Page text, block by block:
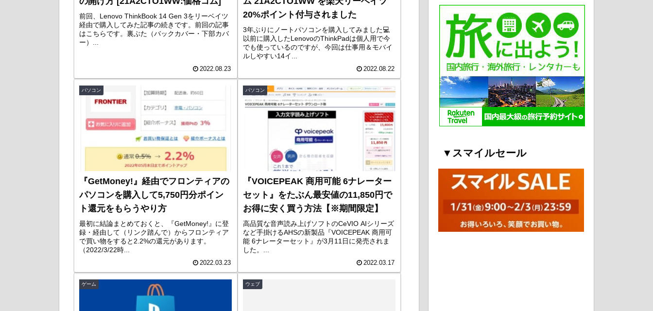
前回、Lenovo ThinkBook 14 Gen 3をリーベイツ
経由で購入してみた記事の続きです。前回の記事
はこちらです。裏ぶた（バックカバー・下部カバ
ー）...
2022.08.23
20%ポイント付与されました
3年ぶりにノートパソコンを購入してみました💻
以前に購入したLenovoのThinkPadは個人用で今
でも使っているのですが、今回は仕事用＆モバイ
ルしやすい14イ...
2022.08.22
パソコン
『GetMoney!』経由でフロンティアの
パソコンを購入して5,750円分ポイン
ト還元をもらうやり方
最初に結論まとめておくと、『GetMoney!』に登
録・経由して（リンク踏んで）からフロンティア
で買い物をすると2.2%の還元があります。
（2022/3/22時...
2022.03.23
パソコン
『VOICEPEAK 商用可能 6ナレーター
セット』をたぶん最安値の11,850円で
お得に安く買う方法【※期間限定】
高品質な音声読み上げソフトのCeVIO AIシリーズ
など手掛けるAHSの新製品『VOICEPEAK 商用可
能 6ナレーターセット』が3月11日に発売されま
した。...
2022.03.17
ゲーム ウェブ
▼スマイルセール